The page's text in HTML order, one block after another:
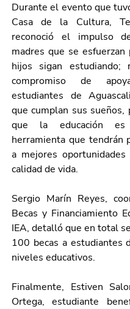
Durante el evento que
Casa de la Cultura,
reconoció el impulso
madres que se esfuerzan
hijos sigan estudiando;
compromiso de
estudiantes de
que cumplan sus sueños,
que la educación
herramienta que tendrán
a mejores
calidad de vida.
Sergio Marín Reyes,
Becas y Financiamiento
IEA, detalló que en total
100 becas a estudiantes
niveles educativos.
Finalmente, Estiven
Ortega, estudiante